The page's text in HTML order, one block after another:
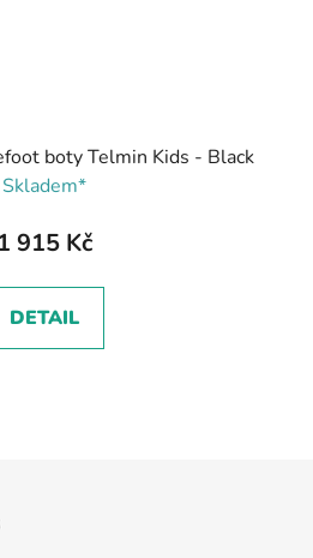
boty Telmin Kids - Black
Skladem*
1 915 Kč
DETAIL